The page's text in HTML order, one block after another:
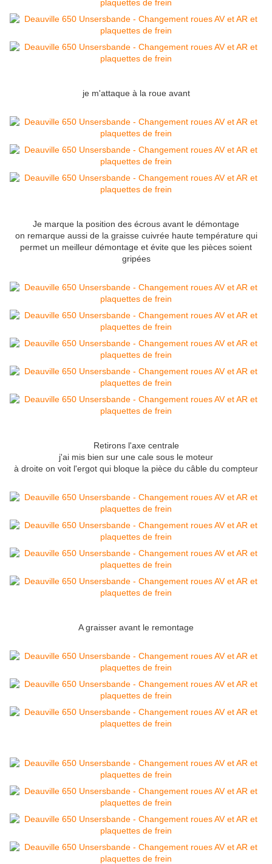
je m'attaque à la roue avant
Je marque la position des écrous avant le démontage
on remarque aussi de la graisse cuivrée haute température qui
permet un meilleur démontage et évite que les pièces soient
gripées
Retirons l'axe centrale
j'ai mis bien sur une cale sous le moteur
à droite on voit l'ergot qui bloque la pièce du câble du compteur
A graisser avant le remontage